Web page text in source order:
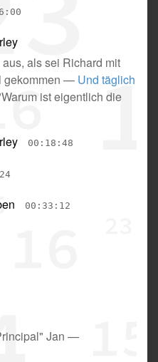
als sei Richard mit
— Und täglich
ist eigentlich die
00:18:48
00:33:12
Jan —